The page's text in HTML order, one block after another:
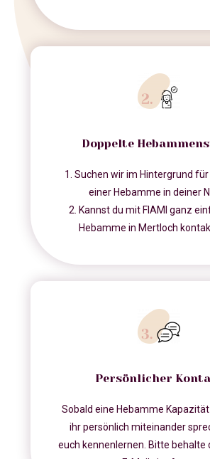
Doppelte
1. Suchen wir im Hintergrund
einer Hebamme in deiner
2. Kannst du mit FIAMI ganz
Hebamme in Mertloch
Persönlicher
Sobald eine Hebamme
ihr persönlich miteinander
euch kennenlernen. Bitte behalte